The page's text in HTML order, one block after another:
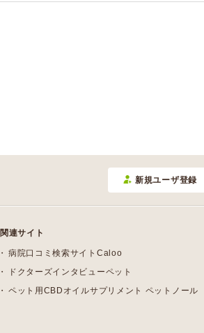
新規ユーザ登録
関連サイト
病院口コミ検索サイトCaloo
ドクターズインタビューペット
ペット用CBDオイルサプリメント ペットノール